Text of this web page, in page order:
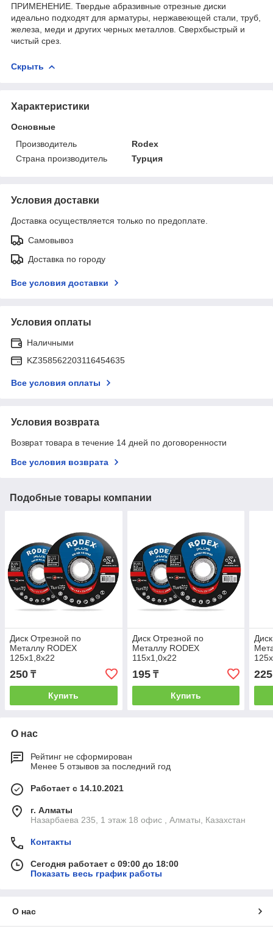
ПРИМЕНЕНИЕ. Твердые абразивные отрезные диски
идеально подходят для арматуры, нержавеющей стали, труб,
железа, меди и других черных металлов. Сверхбыстрый и
чистый срез.
Скрыть
Характеристики
Основные
Производитель
Rodex
Страна производитель
Турция
Условия доставки
Доставка осуществляется только по предоплате.
Самовывоз
Доставка по городу
Все условия доставки
Условия оплаты
Наличными
KZ358562203116454635
Все условия оплаты
Условия возврата
Возврат товара в течение 14 дней по договоренности
Все условия возврата
Подобные товары компании
Диск Отрезной по
Металлу RODEX
125x1,8x22
250 ₸
Купить
Диск Отрезной по
Металлу RODEX
115x1,0x22
195₸
Купить
225
О нас
Рейтинг не сформирован
Менее 5 отзывов за последний год
Работает с 14.10.2021
г. Алматы
Назарбаева 235, 1 этаж 18 офис , Алматы, Казахстан
Контакты
Сегодня работает с 09:00 до 18:00
Показать весь график работы
О нас